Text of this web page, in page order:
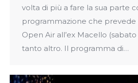
volta di più a fare la sua parte
programmazione che prevede
Open Air all’ex Macello
tanto altro. Il programma di…